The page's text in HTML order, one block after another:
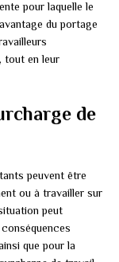
pour laquelle le
du portage
tout en leur
de
peuvent être
ou à travailler sur
peut
que pour la